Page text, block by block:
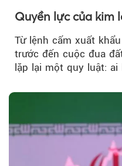
Quyền lực của kim
Từ lệnh cấm xuất
trước đến cuộc đua
lặp lại một quy luật: